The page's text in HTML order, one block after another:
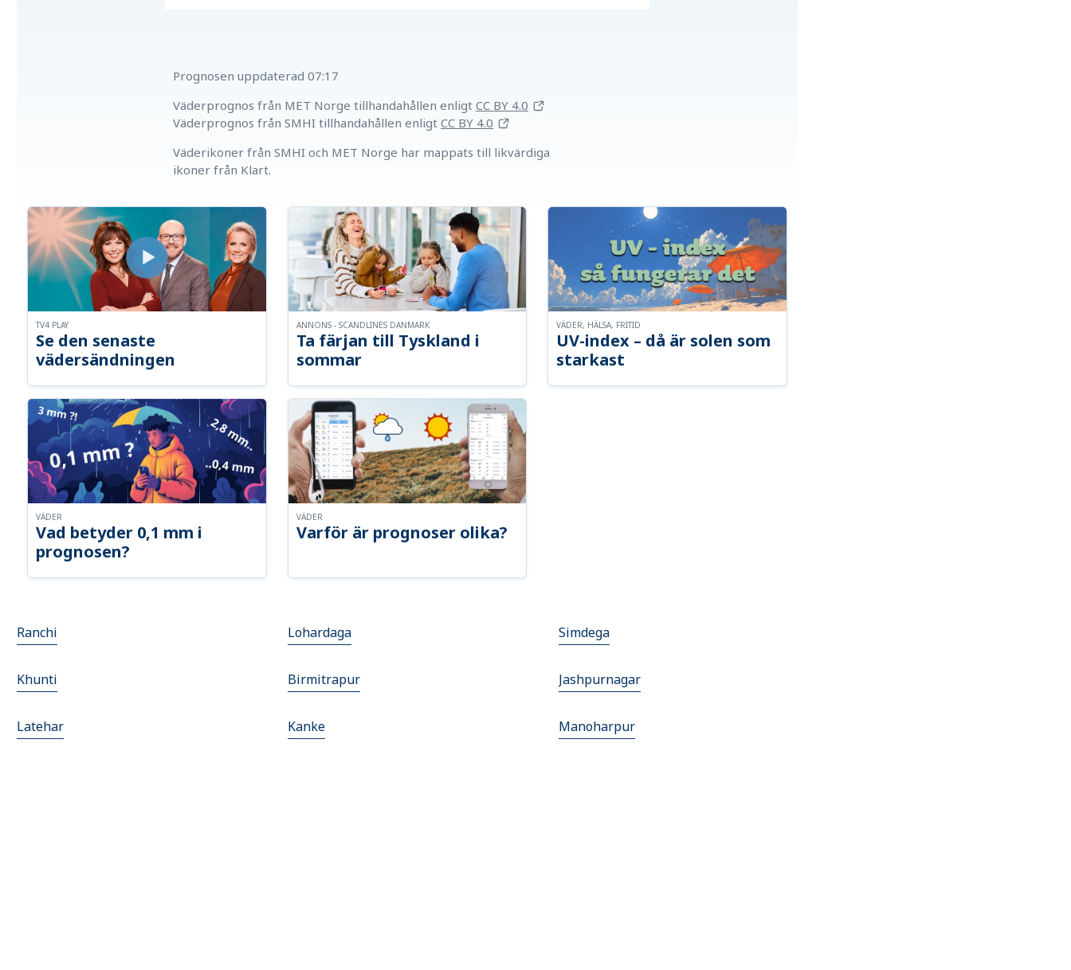
Prognosen uppdaterad 07:17
Väderprognos från MET Norge tillhandahållen enligt CC BY 4.0
Väderprognos från SMHI tillhandahållen enligt CC BY 4.0
Väderikoner från SMHI och MET Norge har mappats till likvärdiga
ikoner från Klart.
Se den senaste
vädersändningen
TV4 PLAY
Ta färjan till Tyskland i
sommar
ANNONS - SCANDLINES DANMARK
UV-index – då är solen som
starkast
VÄDER, HÄLSA, FRITID
Vad betyder 0,1 mm i
prognosen?
VÄDER
Varför är prognoser olika?
VÄDER
Ranchi Lohardaga Simdega
Khunti Birmitrapur Jashpurnagar
Latehar Kanke Manoharpur